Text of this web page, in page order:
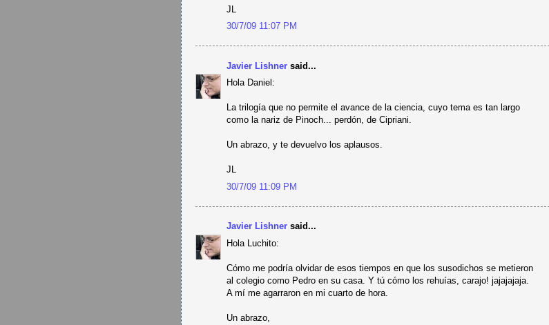
JL
30/7/09 11:07 PM
Javier Lishner said...
Hola Daniel:
La trilogía que no permite el avance de la ciencia, cuyo tema es tan largo
como la nariz de Pinoch... perdón, de Cipriani.
Un abrazo, y te devuelvo los aplausos.
JL
30/7/09 11:09 PM
Javier Lishner said...
Hola Luchito:
Cómo me podría olvidar de esos tiempos en que los susodichos se metieron
al colegio como Pedro en su casa. Y tú cómo los rehuías, carajo! jajajajaja.
A mí me agarraron en mi cuarto de hora.
Un abrazo,